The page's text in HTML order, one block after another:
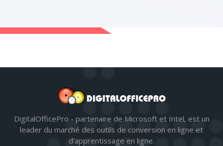
DigitalOfficePro - partenaire de Microsoft et Intel, est un
leader du marché des outils de conversion en ligne et
d'apprentissage en ligne.